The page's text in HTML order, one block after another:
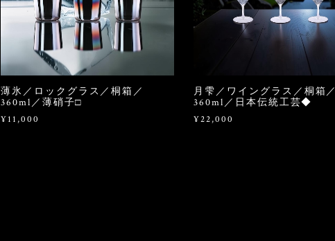
薄氷／ロックグラス／桐箱／
360ml／薄硝子□
¥11,000
月雫／ワイングラス／桐箱／
360ml／日本伝統工芸◆
¥22,000